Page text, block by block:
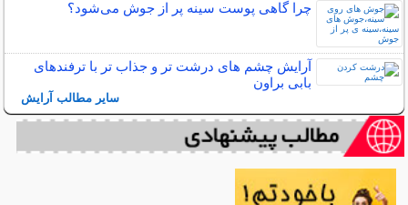
چرا گاهی پوست سینه پر از جوش می‌شود؟
آرایش چشم های درشت تر و جذاب تر با ترفندهای
بابی براون
سایر مطالب آرایش